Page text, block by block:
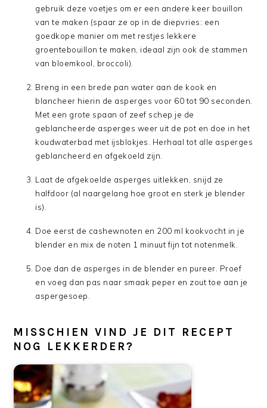
gebruik deze voetjes om er een andere keer bouillon
van te maken (spaar ze op in de diepvries: een
goedkope manier om met restjes lekkere
groentebouillon te maken, ideaal zijn ook de stammen
van bloemkool, broccoli).
Breng in een brede pan water aan de kook en
blancheer hierin de asperges voor 60 tot 90 seconden.
Met een grote spaan of zeef schep je de
geblancheerde asperges weer uit de pot en doe in het
koudwaterbad met ijsblokjes. Herhaal tot alle asperges
geblancheerd en afgekoeld zijn.
Laat de afgekoelde asperges uitlekken, snijd ze
halfdoor (al naargelang hoe groot en sterk je blender
is).
Doe eerst de cashewnoten en 200 ml kookvocht in je
blender en mix de noten 1 minuut fijn tot notenmelk.
Doe dan de asperges in de blender en pureer. Proef
en voeg dan pas naar smaak peper en zout toe aan je
aspergesoep.
MISSCHIEN VIND JE DIT RECEPT
NOG LEKKERDER?